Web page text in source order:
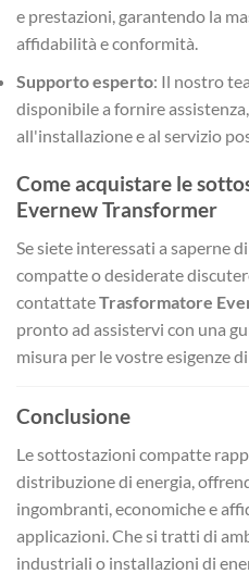
e prestazioni, garantendo la
affidabilità e conformità.
Supporto esperto: Il nostro
disponibile a fornire
all'installazione e al servizio
Come acquistare le
Evernew Transformer
Se siete interessati a saperne
compatte o desiderate
contattateTrasformatore
pronto ad assistervi con una
misura per le vostre esigenze
Conclusione
Le sottostazioni compatte
distribuzione di energia,
ingombranti, economiche e
applicazioni. Che si tratti di
industriali o installazioni di